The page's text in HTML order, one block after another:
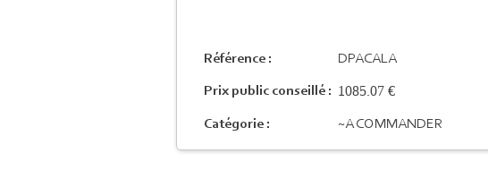
Référence : DPACALA
Prix public conseillé : 1085.07 €
Catégorie : ~A COMMANDER